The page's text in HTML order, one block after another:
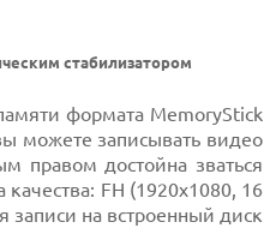
стабилизатором
формата MemoryStick
можете записывать видео
правом достойна зваться
FH (1920x1080, 16
на встроенный диск